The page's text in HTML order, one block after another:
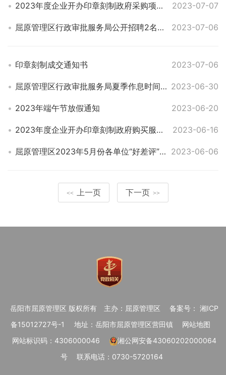
2023年度企业开办印章刻制政府采购项目磋商终止公告 2023-07-07
屈原管理区行政审批服务局公开招聘2名劳务派遣人员面试入围人员公告 2023-07-06
印章刻制成交通知书 2023-07-06
屈原管理区行政审批服务局夏季作息时间调整通知 2023-06-30
2023年端午节放假通知 2023-06-20
2023年度企业开办印章刻制政府购买服务采购项目 磋商公告 2023-06-16
屈原管理区2023年5月份各单位“好差评”评价数 2023-06-06
<< 上一页 下一页 >>
岳阳市屈原管理区 版权所有 主办：屈原管理区
备案号： 湘ICP
备15012727号-1
地址：岳阳市屈原管理区营田镇
网站地图
网站标识码：4306000046
湘公网安备43060202000064
号
联系电话：0730-5720164